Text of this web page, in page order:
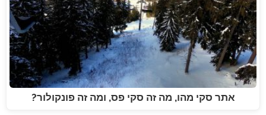
אתר סקי מהו, מה זה סקי פס, ומה זה פונקולור?